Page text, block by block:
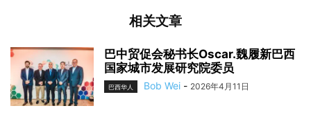
相关文章
巴中贸促会秘书长Oscar.魏履新巴西
国家城市发展研究院委员
巴西华人 Bob Wei - 2026年4月11日